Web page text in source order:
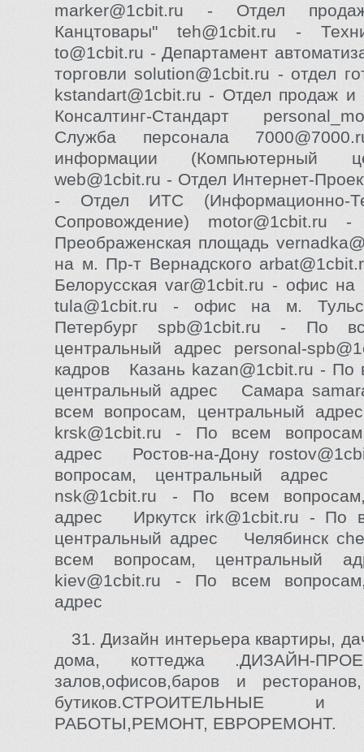
marker@1cbit.ru - Отдел
Канцтовары" teh@1cbit.ru -
to@1cbit.ru - Департамент
торговли solution@1cbit.ru - отдел
kstandart@1cbit.ru - Отдел продаж и
Консалтинг-Стандарт
Служба персонала
информации (Компьютерный
web@1cbit.ru - Отдел Интернет-
- Отдел ИТС (Информационно-
Сопровождение)
Преображенская площадь
на м. Пр-т Вернадского
Белорусская var@1cbit.ru - офис на
tula@1cbit.ru - офис на м.
Петербург spb@1cbit.ru - По
центральный адрес personal-
кадров Казань kazan@1cbit.ru - По
центральный адрес Самара
всем вопросам, центральный
krsk@1cbit.ru - По всем
адрес Ростов-на-Дону
вопросам, центральный адрес
nsk@1cbit.ru - По всем
адрес Иркутск irk@1cbit.ru - По
центральный адрес Челябинск
всем вопросам,
kiev@1cbit.ru - По всем
адрес
31. Дизайн интерьера квартиры,
дома, коттеджа .ДИЗАЙН-
залов,офисов,баров и
бутиков.СТРОИТЕЛЬНЫЕ и
РАБОТЫ,РЕМОНТ, ЕВРОРЕМОНТ.